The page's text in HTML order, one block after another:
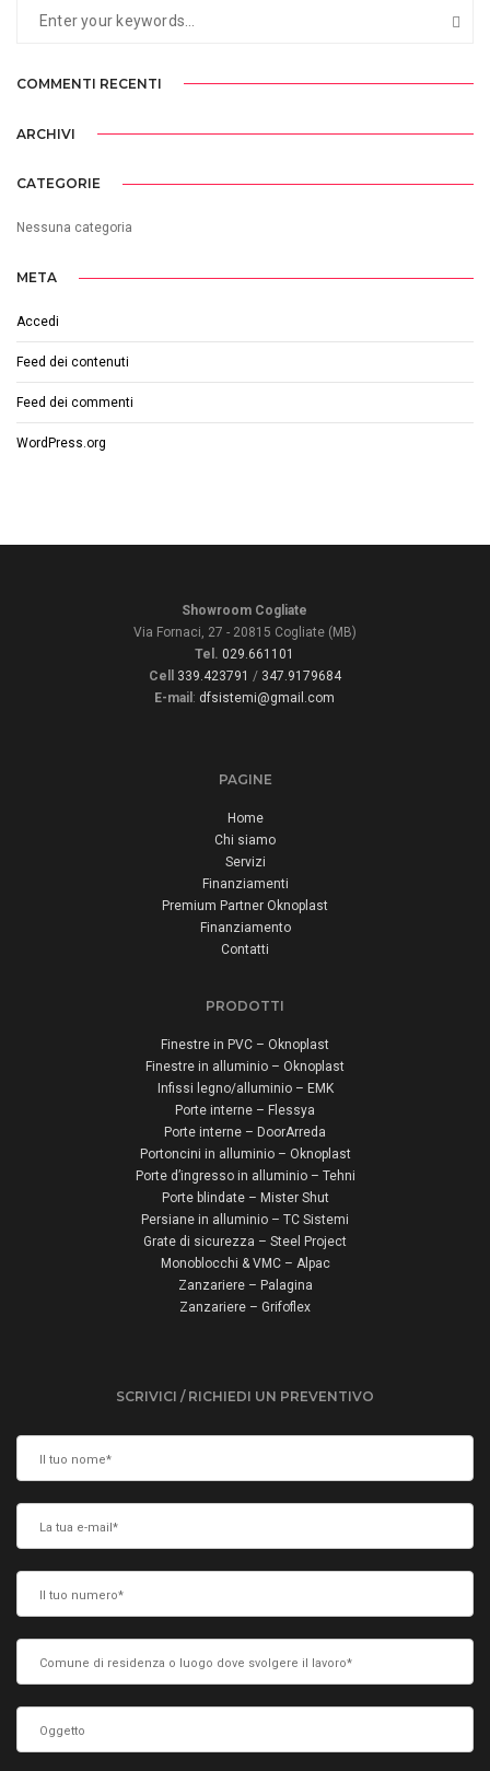
COMMENTI RECENTI
ARCHIVI
CATEGORIE
Nessuna categoria
META
Accedi
Feed dei contenuti
Feed dei commenti
WordPress.org
Showroom Cogliate
Via Fornaci, 27 - 20815 Cogliate (MB)
Tel. 029.661101
Cell
339.423791 / 347.9179684
E-mail : dfsistemi@gmail.com
PAGINE
Home
Chi siamo
Servizi
Finanziamenti
Premium Partner Oknoplast
Finanziamento
Contatti
PRODOTTI
Finestre in PVC – Oknoplast
Finestre in alluminio – Oknoplast
Infissi legno/alluminio – EMK
Porte interne – Flessya
Porte interne – DoorArreda
Portoncini in alluminio – Oknoplast
Porte d’ingresso in alluminio – Tehni
Porte blindate – Mister Shut
Persiane in alluminio – TC Sistemi
Grate di sicurezza – Steel Project
Monoblocchi & VMC – Alpac
Zanzariere – Palagina
Zanzariere – Grifoflex
SCRIVICI / RICHIEDI UN PREVENTIVO